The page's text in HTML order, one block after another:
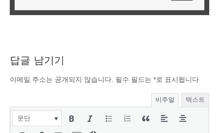
답글 남기기
이메일 주소는 공개되지 않습니다. 필수 필드는 *로 표시됩니다
비주얼 텍스트
문단